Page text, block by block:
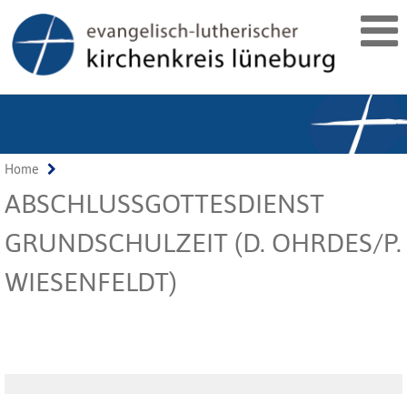
Home
ABSCHLUSSGOTTESDIENST
GRUNDSCHULZEIT (D. OHRDES/P.
WIESENFELDT)